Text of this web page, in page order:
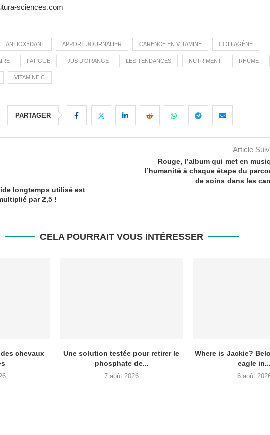
sciences.com
ANTIOXYDANT APPORT JOURNALIER CARENCE EN VITAMINE COLLAGÈNE
FATIGUE JUS D'ORANGE LES TENDANCES NUTRIMENT RHUME
VITAMINE C
PARTAGER
longtemps utilisé est
par 2,5 !
Article
Rouge, l’album qui met en
l’humanité à chaque étape du
de soins dans les
CELA POURRAIT VOUS INTÉRESSER
chevaux
Une solution testée pour retirer le
phosphate de...
7 août 2026
Where is Jackie?
eagle in...
6 août